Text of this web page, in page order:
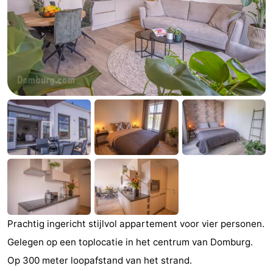
Webcam
Plage
Passer
nuit
Appartements
-
Park
Loverendale
-
Résidence
Wijngaerde
Campings
Chambre
d'hôtes
Chaumières
-
Buitenhof
-
Prachtig ingericht stijlvol appartement voor vier personen.
Gelegen op een toplocatie in het centrum van Domburg.
Op 300 meter loopafstand van het strand.